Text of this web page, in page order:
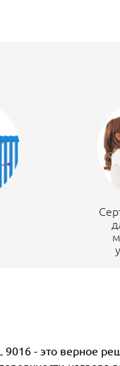
- это верное